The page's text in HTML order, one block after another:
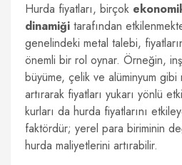
Hurda fiyatları, birçok
dinamiği tarafından
genelindeki metal talebi,
önemli bir rol oynar. Örneğin,
büyüme, çelik ve alüminyum gibi
artırarak fiyatları yukarı yönlü
kurları da hurda fiyatlarını
faktördür; yerel para biriminin
hurda maliyetlerini artırabilir.